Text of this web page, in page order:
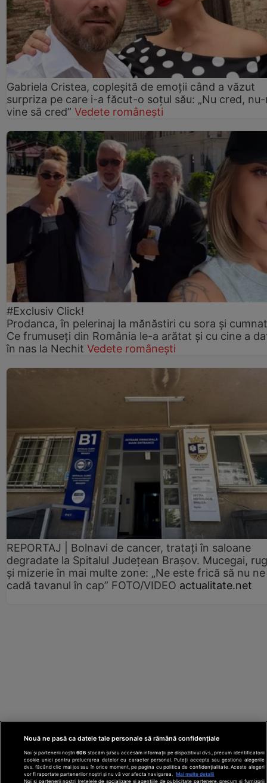
Gabriela Cristea, copleșită de emoții când a văzut
surpriza pe care i-a făcut-o soțul său: „Nu cred,
vine să cred” Vedete românești
#Exclusiv Click!
Prodanca, în pelerinaj la mănăstiri cu sora și
Ce frumuseți din România le-a arătat și cu cine a
în nas la Nechit Vedete românești
REPORTAJ | Bolnavi de cancer, tratați în saloane
degradate la Spitalul Județean Brașov. Mucegai,
și mizerie în mai multe zone: „Ne este frică să nu ne
cadă tavanul în cap” FOTO/VIDEO actualitate.net
Nouă ne pasă ca datele tale personale să rămână confidențiale
Noi și partenerii noștri606 stocăm și/sau accesăm informații pe dispozitivul dvs., precum identificatorii
cookie unici pentru prelucrarea datelor cu caracter personal. Puteți accepta sau gestiona alegerile
dvs. făcând clic mai jos sau în orice moment, pe pagina cu politica de confidențialitate. Aceste alegeri
vor fi raportate partenerilor noștri și nu vă vor afecta navigarea.
Mai multe detalii
Noi si partenerii nostri (retelele de socializare si agentiile de publicitate partenere, precum si furnizorii